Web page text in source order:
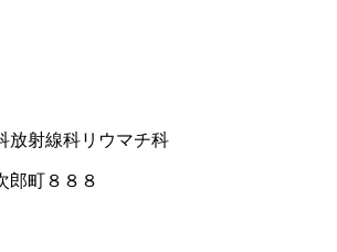
放射線科リウマチ科
郎町８８８